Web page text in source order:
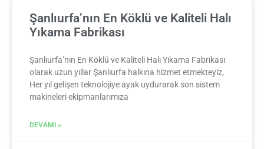
Şanlıurfa’nın En Köklü ve Kaliteli Halı
Yıkama Fabrikası
Şanlıurfa’nın En Köklü ve Kaliteli Halı Yıkama Fabrikası
olarak uzun yıllar Şanlıurfa halkına hizmet etmekteyiz,
Her yıl gelişen teknolojiye ayak uydurarak son sistem
makineleri ekipmanlarımıza
DEVAMI »